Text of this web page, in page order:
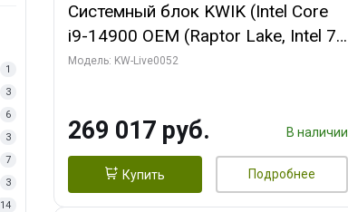
1
3
6
3
7
3
14
Системный блок KWIK (Intel Core
i9-14900 OEM (Raptor Lake, Intel 7,
C24 16EC/8PC// 64 ГБ ОЗУ (2
256bit 3xDP HD/ 512 ГБ SSD)
Модель: KW-Live0052
269 017 руб. В наличии
Купить Подробнее